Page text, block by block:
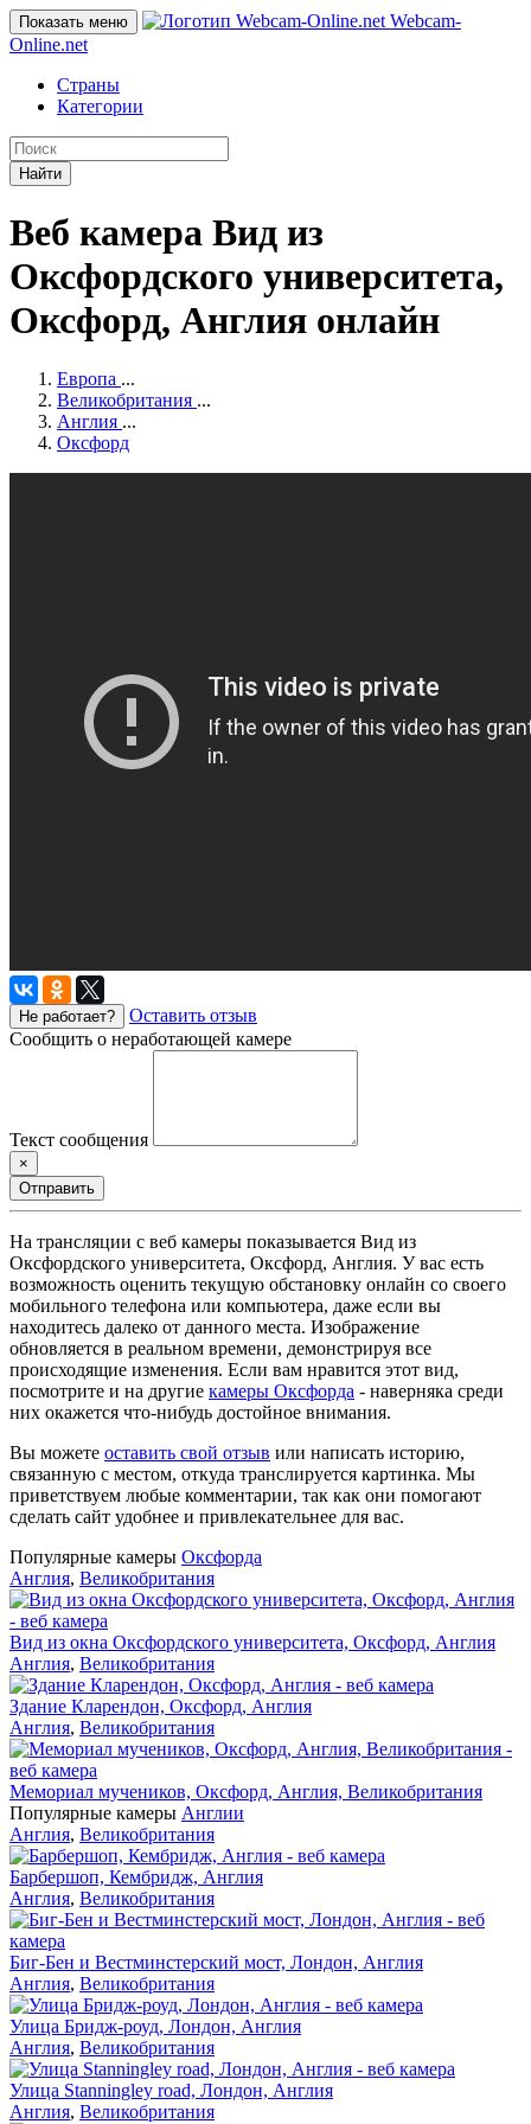
Показать меню
Webcam-
Online.net
Страны
Категории
Найти
Веб камера Вид из
Оксфордского университета,
Оксфорд, Англия онлайн
Европа ...
Великобритания ...
Англия ...
Оксфорд
Не работает?
Оставить отзыв
Сообщить о неработающей камере
Текст сообщения
×
Отправить
На трансляции с веб камеры показывается Вид из
Оксфордского университета, Оксфорд, Англия. У вас есть
возможность оценить текущую обстановку онлайн со своего
мобильного телефона или компьютера, даже если вы
находитесь далеко от данного места. Изображение
обновляется в реальном времени, демонстрируя все
происходящие изменения. Если вам нравится этот вид,
посмотрите и на другие камеры Оксфорда - наверняка среди
них окажется что-нибудь достойное внимания.
Вы можете оставить свой отзыв или написать историю,
связанную с местом, откуда транслируется картинка. Мы
приветствуем любые комментарии, так как они помогают
сделать сайт удобнее и привлекательнее для вас.
Популярные камеры Оксфорда
Англия, Великобритания
Вид из окна Оксфордского университета, Оксфорд, Англия
Англия, Великобритания
Здание Кларендон, Оксфорд, Англия
Англия, Великобритания
Мемориал мучеников, Оксфорд, Англия, Великобритания
Популярные камеры Англии
Англия, Великобритания
Барбершоп, Кембридж, Англия
Англия, Великобритания
Биг-Бен и Вестминстерский мост, Лондон, Англия
Англия, Великобритания
Улица Бридж-роуд, Лондон, Англия
Англия, Великобритания
Улица Stanningley road, Лондон, Англия
Англия, Великобритания